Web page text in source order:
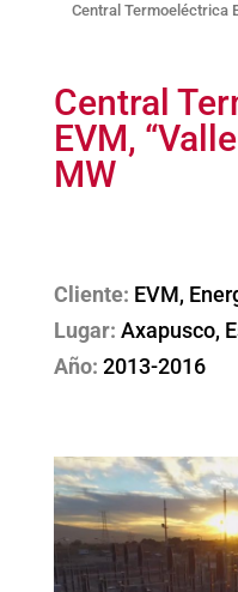
Central Termoeléctrica
Central
EVM,
MW
Cliente: EVM,
Lugar: Axapusco,
Año: 2013-2016